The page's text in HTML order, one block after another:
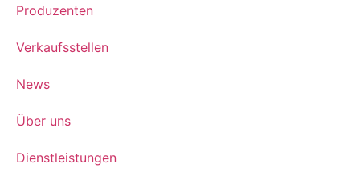
Produzenten
Verkaufsstellen
News
Über uns
Dienstleistungen